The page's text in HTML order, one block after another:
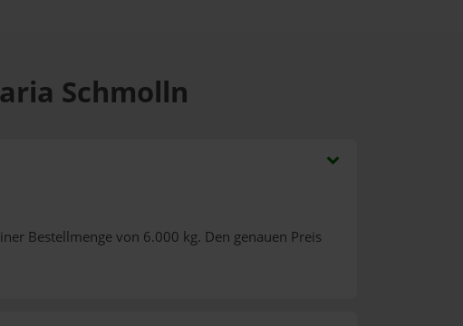
Schmolln
Bestellmenge von 6.000 kg. Den genauen Preis